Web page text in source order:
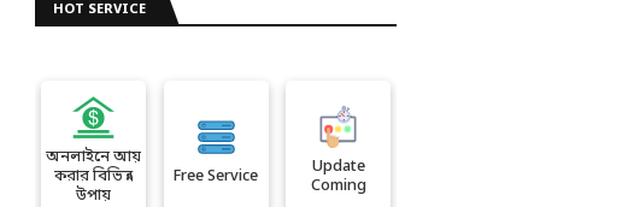
HOT SERVICE
অনলাইনে আয়
করার বিভিন্ন
উপায়
Free Service
Update
Coming